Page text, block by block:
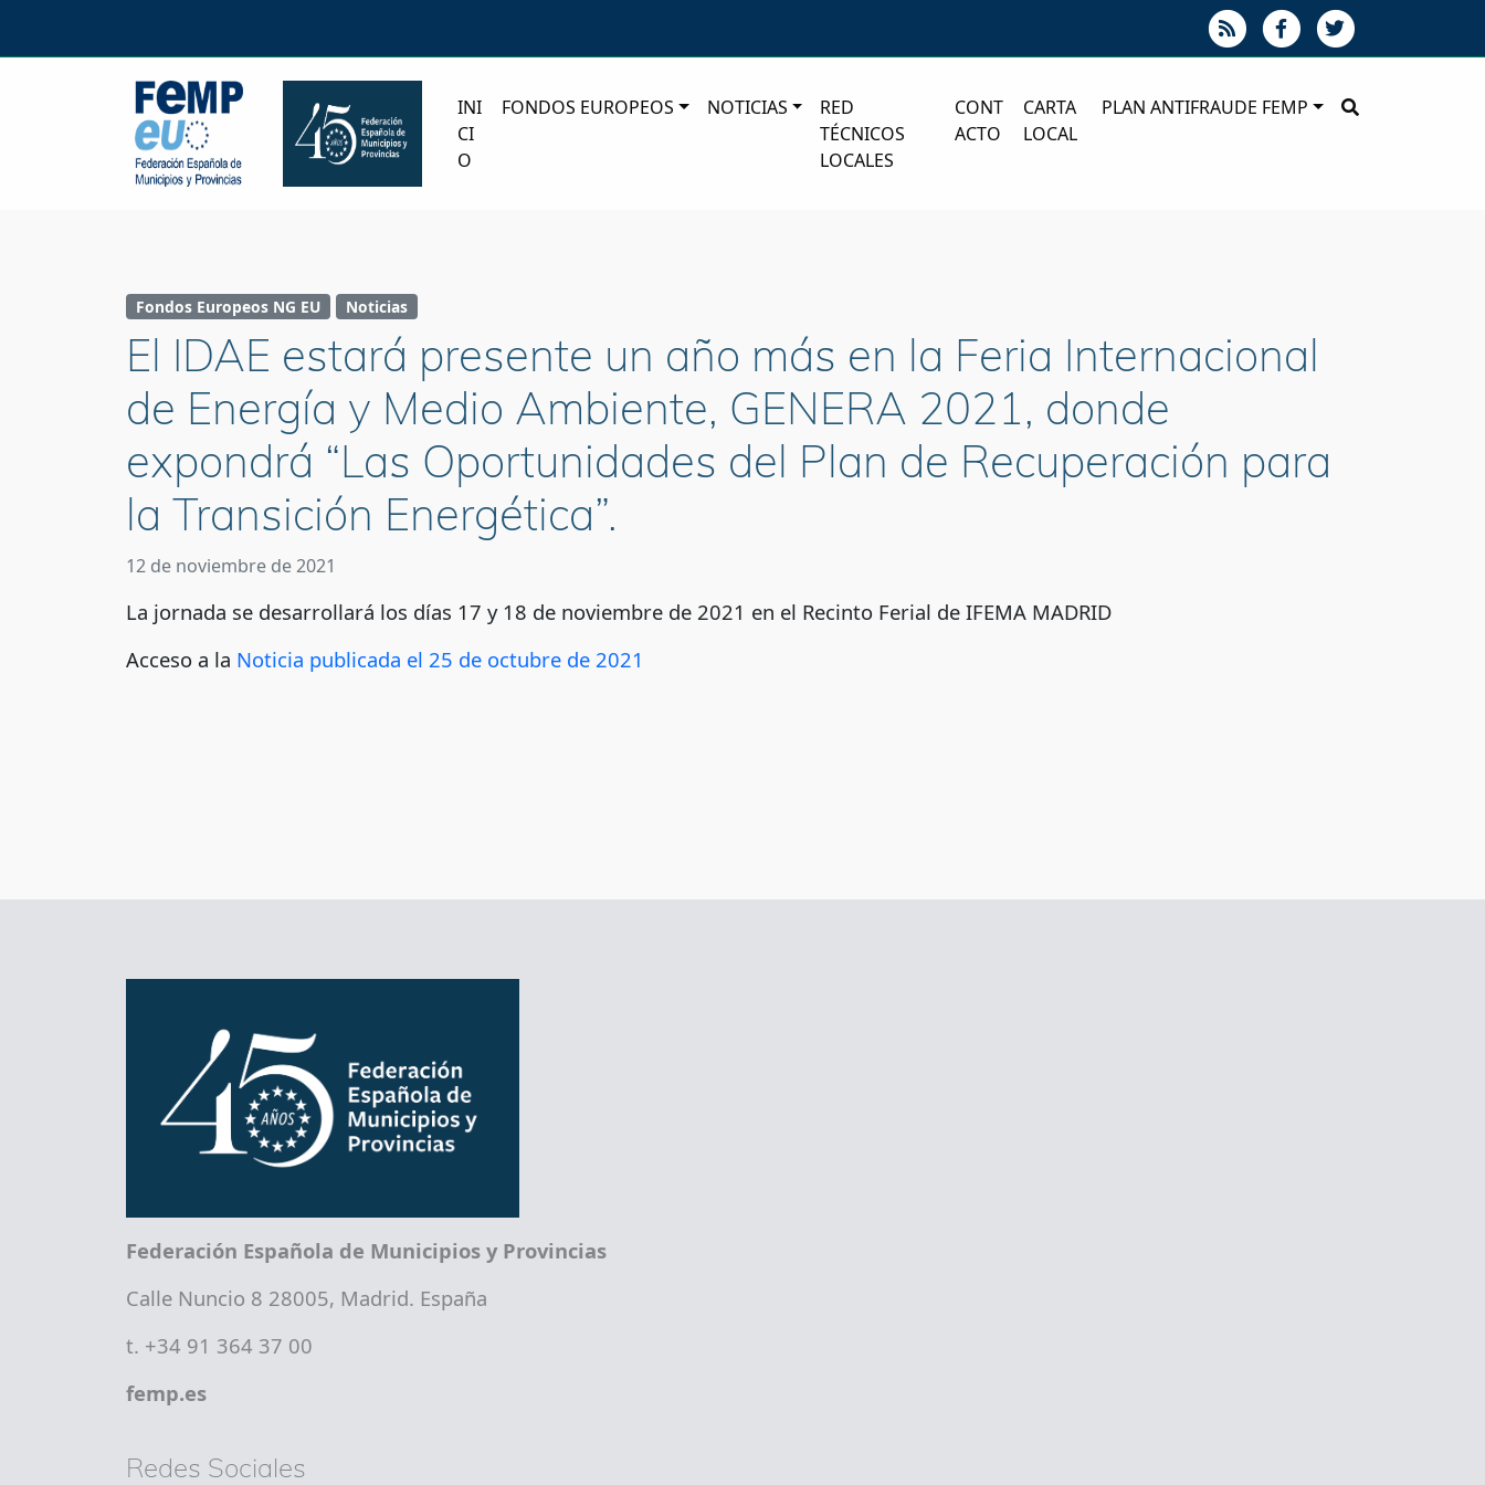
INI
CI
O
FONDOS EUROPEOS NOTICIAS
RED
TÉCNICOS
LOCALES
CONT
ACTO
CARTA
LOCAL
PLAN ANTIFRAUDE FEMP
Fondos Europeos NG EU Noticias
El IDAE estará presente un año más en la Feria Internacional
de Energía y Medio Ambiente, GENERA 2021, donde
expondrá “Las Oportunidades del Plan de Recuperación para
la Transición Energética”.
12 de noviembre de 2021
La jornada se desarrollará los días 17 y 18 de noviembre de 2021 en el Recinto Ferial de IFEMA MADRID
Acceso a la Noticia publicada el 25 de octubre de 2021
Federación Española de Municipios y Provincias
Calle Nuncio 8 28005, Madrid. España
t. +34 91 364 37 00
femp.es
Redes Sociales